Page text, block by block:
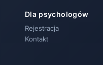
Dla psychologów
Rejestracja
Kontakt